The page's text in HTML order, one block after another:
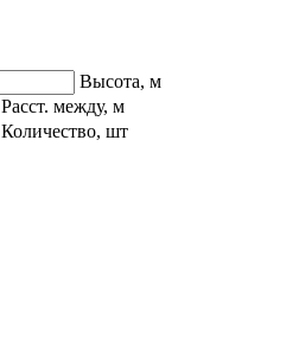
Высота, м
Расст. между, м
Количество, шт